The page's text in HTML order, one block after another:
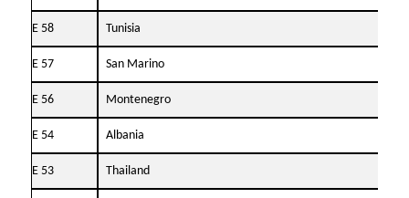
Е 58 Tunisia
Е 57 San Marino
Е 56 Montenegro
Е 54 Albania
Е 53 Thailand